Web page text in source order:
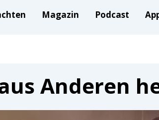
Magazin Podcast
Anderen